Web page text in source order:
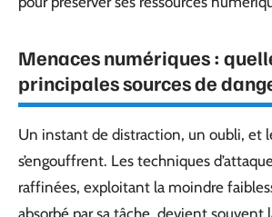
Menaces numériques :
principales sources de
Un instant de distraction, un oubli, et
s’engouffrent. Les techniques
raffinées, exploitant la moindre
absorbé par sa tâche, devient souvent